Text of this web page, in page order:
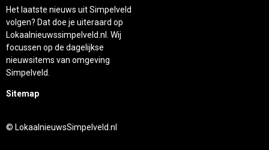
Het laatste nieuws uit Simpelveld
volgen? Dat doe je uiteraard op
Lokaalnieuwssimpelveld.nl. Wij
focussen op de dagelijkse
nieuwsitems van omgeving
Simpelveld.
Sitemap
© LokaalnieuwsSimpelveld.nl